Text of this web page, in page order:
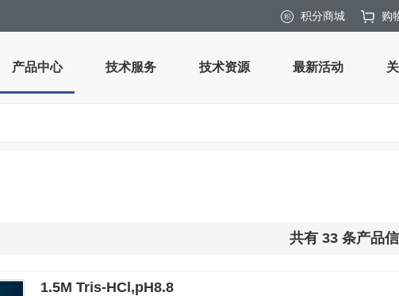
积分商城 购
产品中心 技术服务 技术资源 最新活动
共有 33 条产品
1.5M Tris-HCl,pH8.8